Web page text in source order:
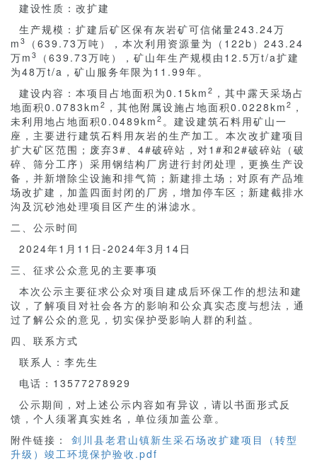
建设性质：改扩建
生产规模：扩建后矿区保有灰岩矿可信储量243.24万
m 3
（639.73万吨），本次利用资源量为（122b）243.24
万m 3
（639.73万吨），矿山年生产规模由12.5万t/a扩建
为48万t/a，矿山服务年限为11.99年。
建设内容：本项目占地面积为0.15km 2 ，其中露天采场占
地面积0.0783km 2 ，其他附属设施占地面积0.0228km 2 ，
未利用地占地面积0.0489km 2 。建设建筑石料用矿山一
座，主要进行建筑石料用灰岩的生产加工。本次改扩建项目
扩大矿区范围；废弃3#、4#破碎站，对1#和2#破碎站（破
碎、筛分工序）采用钢结构厂房进行封闭处理，更换生产设
备，并新增除尘设施和排气筒；新建排土场；对原有产品堆
场改扩建，加盖四面封闭的厂房，增加停车区；新建截排水
沟及沉砂池处理项目区产生的淋滤水。
二、公示时间
2024年1月11日-2024年3月14日
三、征求公众意见的主要事项
本次公示主要征求公众对项目建成后环保工作的想法和建
议，了解项目对社会各方的影响和公众真实态度与想法，通
过了解公众的意见，切实保护受影响人群的利益。
四、联系方式
联系人：李先生
电话：13577278929
公示期间，对上述公示内容如有异议，请以书面形式反
馈，个人须署真实姓名，单位须加盖公章。
附件链接： 剑川县老君山镇新生采石场改扩建项目（转型
升级）竣工环境保护验收.pdf